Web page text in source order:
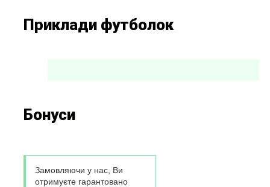
Приклади футболок
Бонуси
Замовляючи у нас, Ви
отримуєте гарантовано